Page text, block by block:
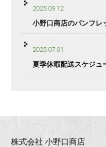
2025.09.12
小野口商店のパンフレ
2025.07.01
夏季休暇配送スケジュ
株式会社 小野口商店